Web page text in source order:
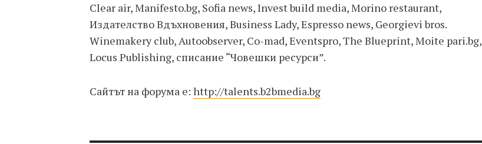
Clear air, Manifesto.bg, Sofia news, Invest build media, Morino restaurant,
Издателство Вдъхновения, Business Lady, Espresso news, Georgievi bros.
Winemakery club, Autoobserver, Co-mad, Eventspro, The Blueprint, Moite pari.bg,
Locus Publishing, списание “Човешки ресурси”.
Сайтът на форума е: http://talents.b2bmedia.bg